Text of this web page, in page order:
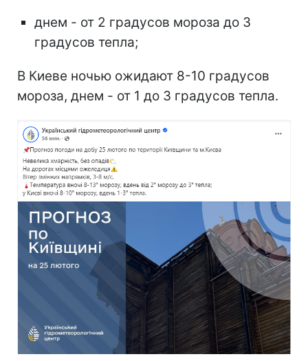
днем - от 2 градусов мороза до 3
градусов тепла;
В Киеве ночью ожидают 8-10 градусов
мороза, днем - от 1 до 3 градусов тепла.